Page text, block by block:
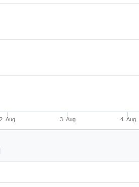
2. Aug 3. Aug 4. Aug